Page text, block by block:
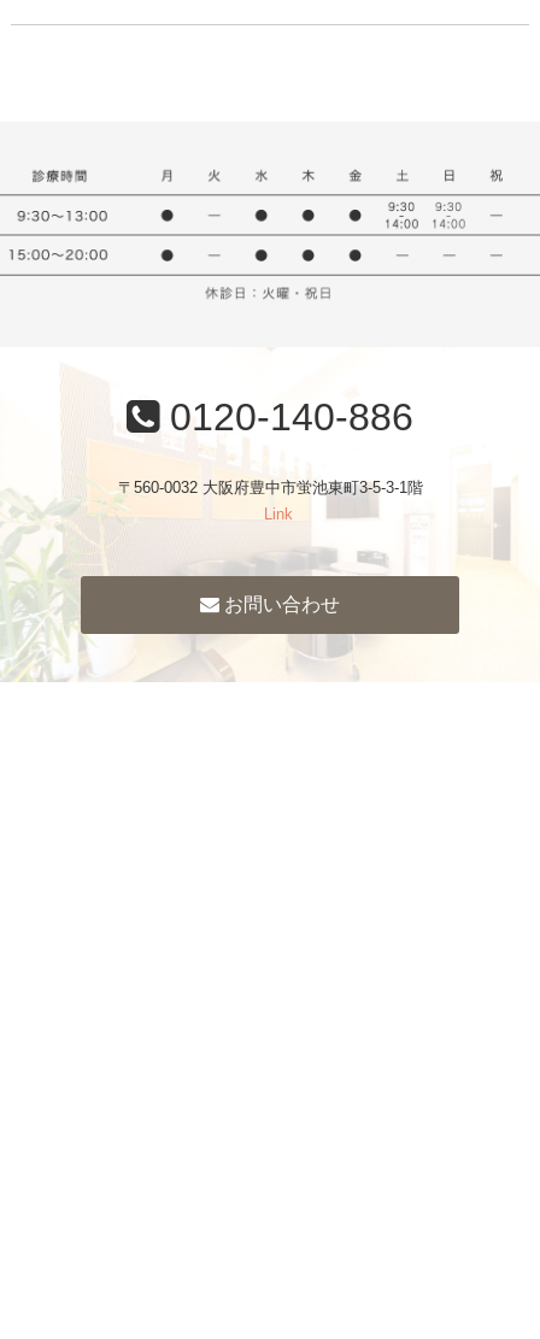
0120-140-886
〒560-0032 大阪府豊中市蛍池東町3-5-3-1階
Link
お問い合わせ